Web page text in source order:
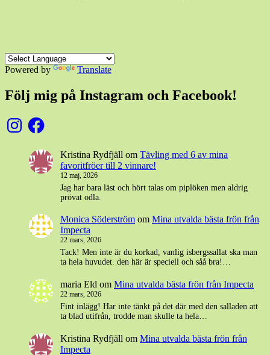
Powered by Translate
Följ mig på Instagram och Facebook!
InstagramFacebook
Kristina Rydfjäll om Tävling med 6 av mina
favoritfröer till 2 vinnare!
12 maj, 2026
Jag har bara läst och hört talas om piplöken men aldrig
prövat odla.
Monica Söderström om Mina utvalda bästa frön från
Impecta
22 mars, 2026
Tack! Men inte är du korkad, vanlig isbergssallat ska man
ta hela huvudet. den här är speciell och såå bra!…
maria Eld om Mina utvalda bästa frön från Impecta
22 mars, 2026
Fint inlägg! Har inte tänkt på det där med den salladen att
ta blad utifrån, trodde man skulle ta hela…
Kristina Rydfjäll om Mina utvalda bästa frön från
Impecta